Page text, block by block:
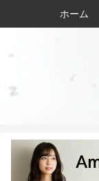
ホーム